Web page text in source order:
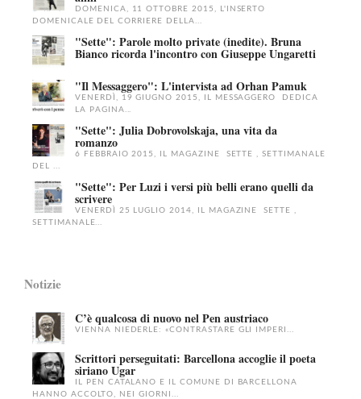
DOMENICA, 11 OTTOBRE 2015, L'INSERTO
DOMENICALE DEL CORRIERE DELLA...
"Sette": Parole molto private (inedite). Bruna
Bianco ricorda l'incontro con Giuseppe Ungaretti
"Il Messaggero": L'intervista ad Orhan Pamuk
VENERDÌ, 19 GIUGNO 2015, IL MESSAGGERO DEDICA
LA PAGINA...
"Sette": Julia Dobrovolskaja, una vita da
romanzo
6 FEBBRAIO 2015, IL MAGAZINE SETTE , SETTIMANALE
DEL ...
"Sette": Per Luzi i versi più belli erano quelli da
scrivere
VENERDÌ 25 LUGLIO 2014, IL MAGAZINE SETTE ,
SETTIMANALE...
Notizie
C’è qualcosa di nuovo nel Pen austriaco
VIENNA NIEDERLE: «CONTRASTARE GLI IMPERI...
Scrittori perseguitati: Barcellona accoglie il poeta
siriano Ugar
IL PEN CATALANO E IL COMUNE DI BARCELLONA
HANNO ACCOLTO, NEI GIORNI...